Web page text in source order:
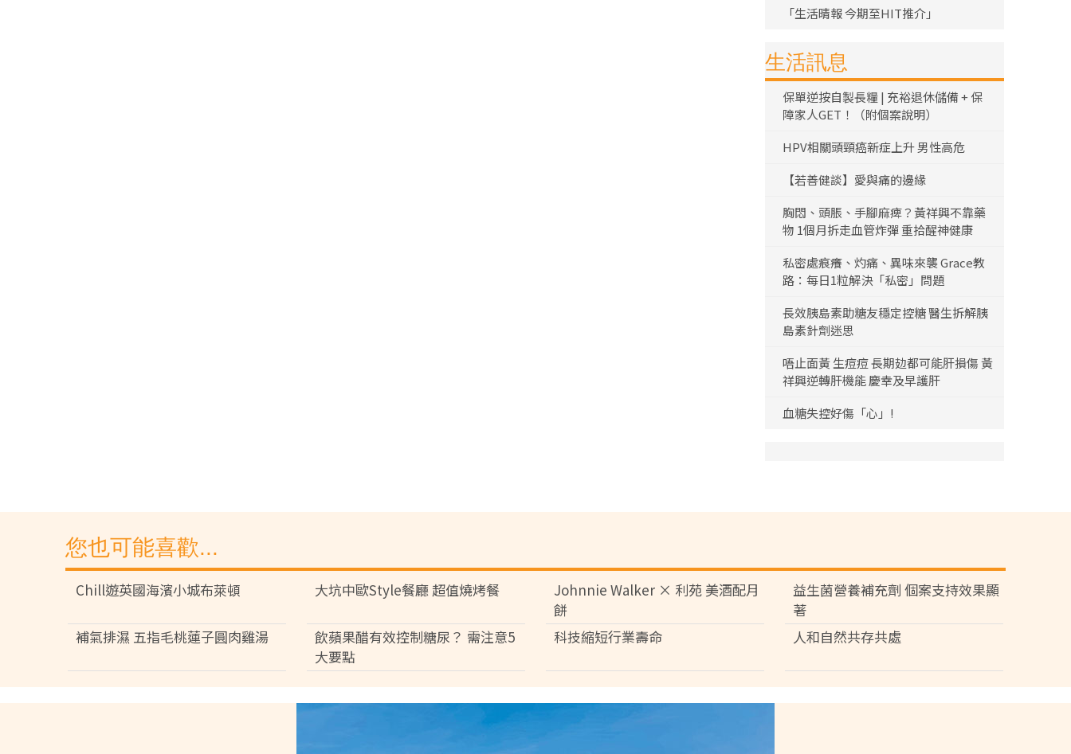
「生活晴報 今期至HIT推介」
生活訊息
保單逆按自製長糧 | 充裕退休儲備 + 保
障家人GET！（附個案說明）
HPV相關頭頸癌新症上升 男性高危
【若善健談】愛與痛的邊緣
胸悶、頭脹、手腳麻痺？黃祥興不靠藥
物 1個月拆走血管炸彈 重拾醒神健康
私密處痕癢、灼痛、異味來襲 Grace教
路：每日1粒解決「私密」問題
長效胰島素助糖友穩定控糖 醫生拆解胰
島素針劑迷思
唔止面黃 生痘痘 長期攰都可能肝損傷 黃
祥興逆轉肝機能 慶幸及早護肝
血糖失控好傷「心」!
您也可能喜歡...
Chill遊英國海濱小城布萊頓 大坑中歐Style餐廳 超值燒烤餐
Johnnie Walker × 利苑 美酒配月
餅
益生菌營養補充劑 個案支持效果顯
著
補氣排濕 五指毛桃蓮子圓肉雞湯
飲蘋果醋有效控制糖尿？ 需注意5
大要點
科技縮短行業壽命 人和自然共存共處